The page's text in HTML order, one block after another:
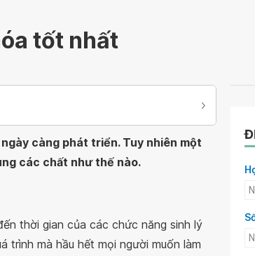
tốt nhất
càng phát triển. Tuy nhiên một
các chất như thế nào.
thời gian của các chức năng sinh lý
trình mà hầu hết mọi người muốn làm